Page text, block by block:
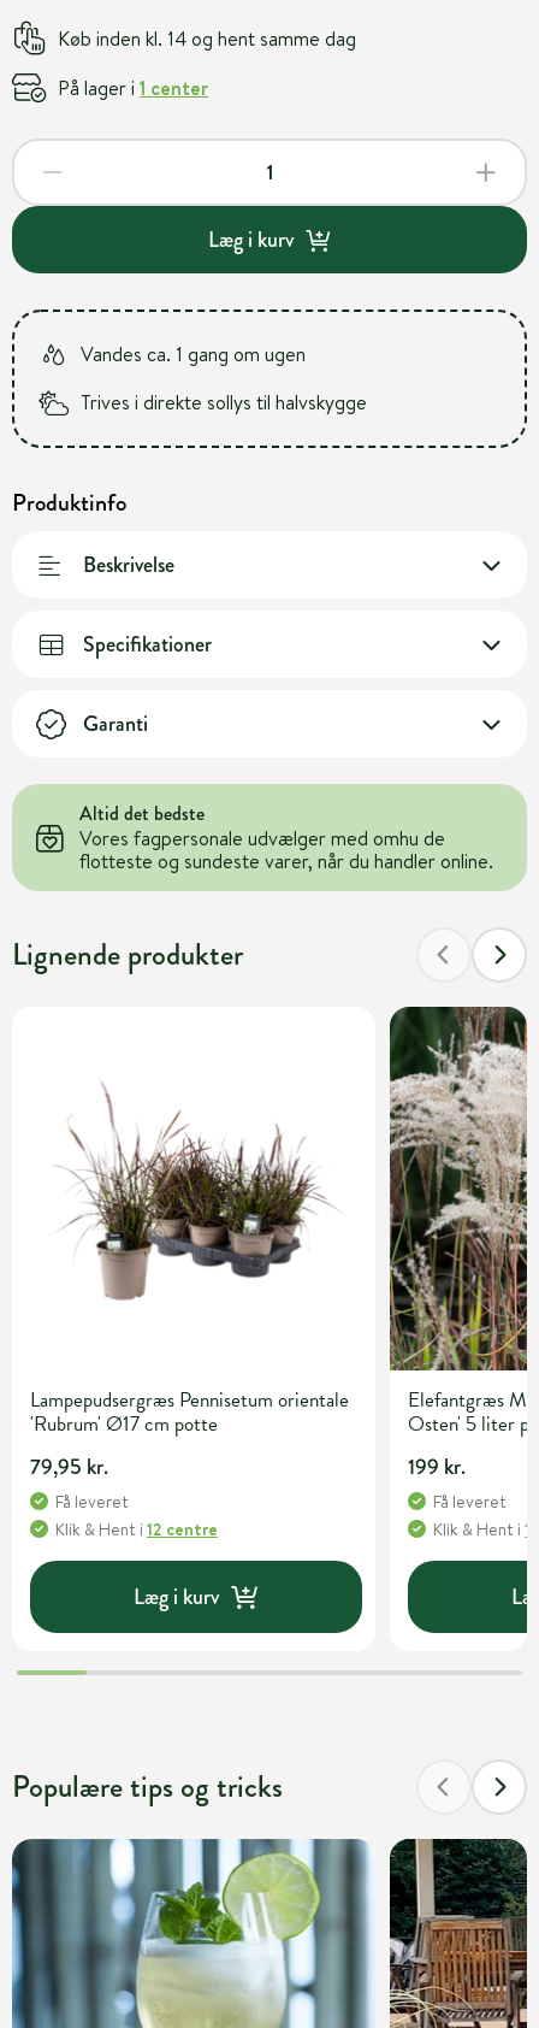
Køb inden kl. 14 og hent samme dag
På lager i 1 center
Læg i kurv
Vandes ca. 1 gang om ugen
Trives i direkte sollys til halvskygge
Produktinfo
Beskrivelse
Specifikationer
Garanti
Altid det bedste
Vores fagpersonale udvælger med omhu de
flotteste og sundeste varer, når du handler online.
Lignende produkter
Lampepudsergræs Pennisetum orientale
'Rubrum' Ø17 cm potte
79,95 kr.
Få leveret
Klik & Hent i 12 centre
Læg i kurv
Elefantgræs
Osten' 5 liter
199 kr.
Få leveret
Klik & Hent i
Populære tips og tricks